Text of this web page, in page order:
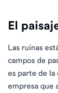
El
Las ruinas
campos de
es parte de la
empresa que